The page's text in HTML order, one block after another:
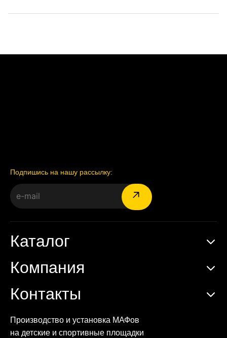
Подпишись на нашу рассылку:
Производство и установка МАФов
на детские и спортивные площадки
Каталог
Компания
Контакты